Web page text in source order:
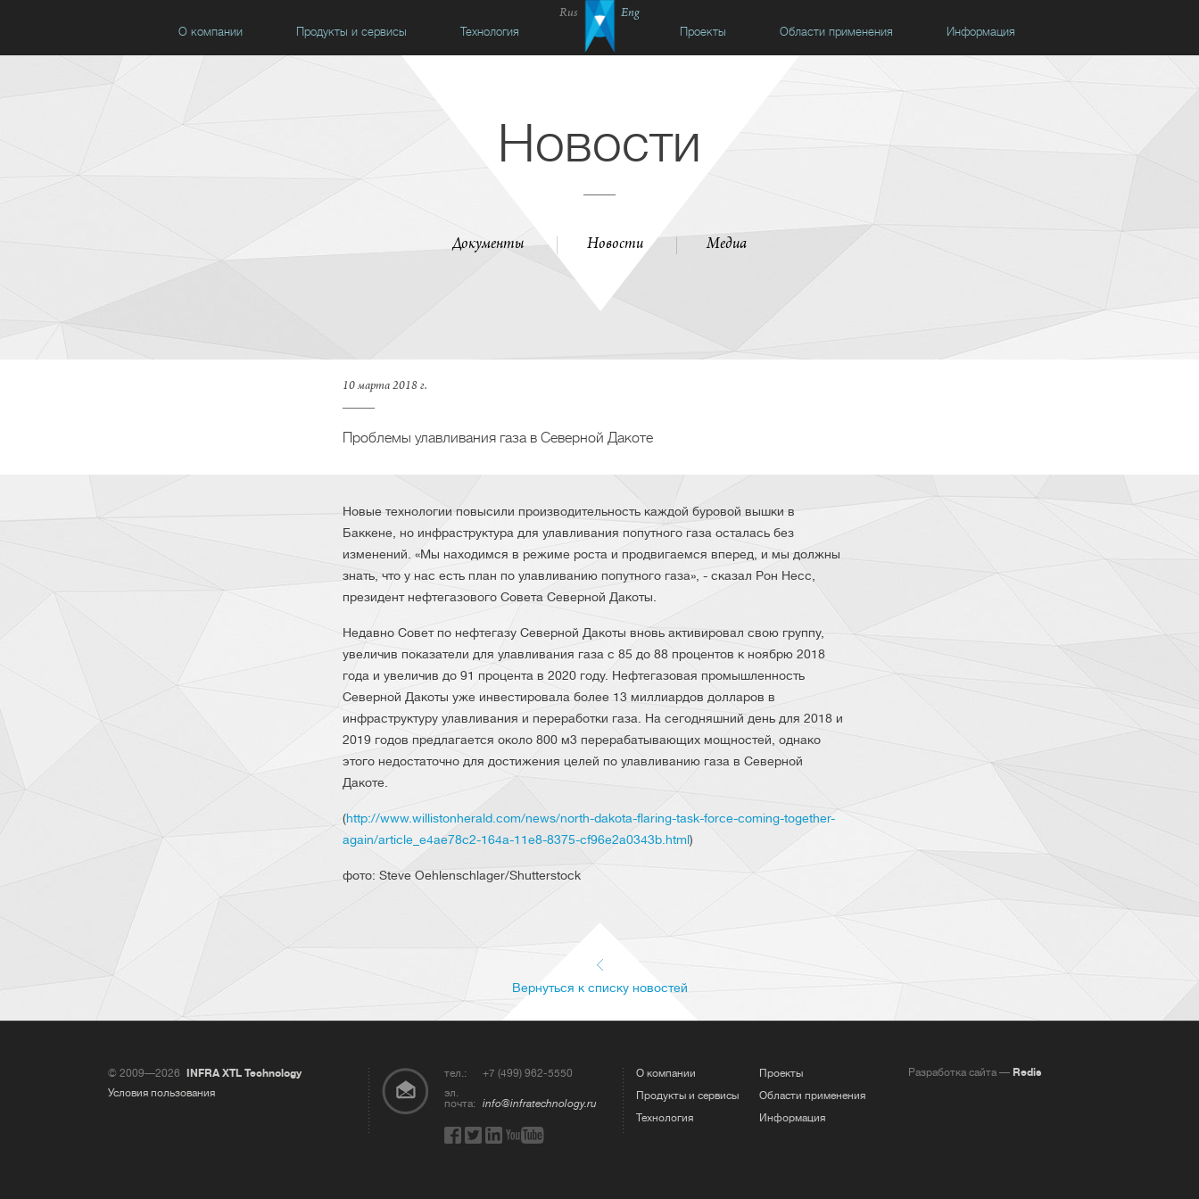
Rus
Eng
О компании
Продукты и сервисы Технология Проекты Области применения Информация
Новости
Документы Новости Медиа
10 марта 2018 г.
Проблемы улавливания газа в Северной Дакоте
Новые технологии повысили производительность каждой буровой вышки в
Баккене, но инфраструктура для улавливания попутного газа осталась без
изменений. «Мы находимся в режиме роста и продвигаемся вперед, и мы должны
знать, что у нас есть план по улавливанию попутного газа», - сказал Рон Несс,
президент нефтегазового Совета Северной Дакоты.
Недавно Совет по нефтегазу Северной Дакоты вновь активировал свою группу,
увеличив показатели для улавливания газа с 85 до 88 процентов к ноябрю 2018
года и увеличив до 91 процента в 2020 году. Нефтегазовая промышленность
Северной Дакоты уже инвестировала более 13 миллиардов долларов в
инфраструктуру улавливания и переработки газа. На сегодняшний день для 2018 и
2019 годов предлагается около 800 м3 перерабатывающих мощностей, однако
этого недостаточно для достижения целей по улавливанию газа в Северной
Дакоте.
(http://www.willistonherald.com/news/north-dakota-flaring-task-force-coming-together-
again/article_e4ae78c2-164a-11e8-8375-cf96e2a0343b.html)
фото: Steve Oehlenschlager/Shutterstock
Вернуться к списку новостей
© 2009—2026
INFRA XTL Technology
Условия пользования
тел.:
+7 (499) 962-5550
эл.
почта: info@infratechnology.ru
О компании
Продукты и сервисы
Технология
Проекты
Области применения
Информация
Разработка сайта — Redis